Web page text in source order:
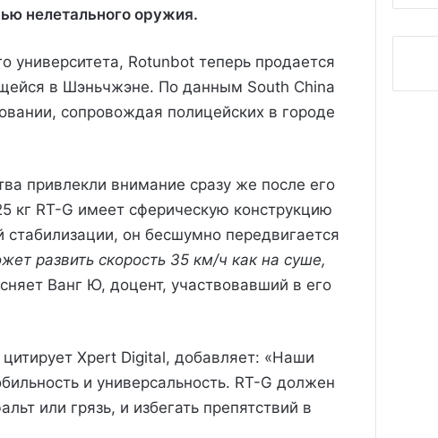
нелетального оружия.
университета, Rotunbot теперь продается
в Шэньчжэне. По данным South China
сопровождая полицейских в городе
привлекли внимание сразу же после его
кг RT-G имеет сферическую конструкцию
он бесшумно передвигается
развить скорость 35 км/ч как на суше,
Ванг Ю, доцент, участвовавший в его
Xpert Digital, добавляет: «Наши
и универсальность. RT-G должен
или грязь, и избегать препятствий в